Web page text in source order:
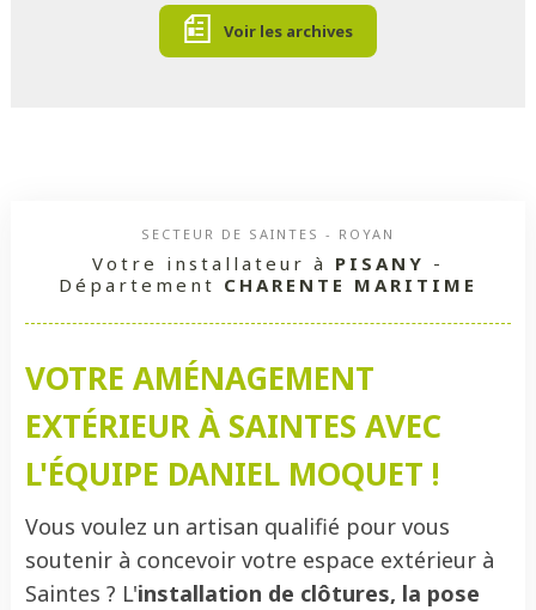
Voir les archives
SECTEUR DE SAINTES - ROYAN
Votre installateur à PISANY -
Département CHARENTE MARITIME
VOTRE AMÉNAGEMENT
EXTÉRIEUR À SAINTES AVEC
L'ÉQUIPE DANIEL MOQUET !
Vous voulez un artisan qualifié pour vous
soutenir à concevoir votre espace extérieur à
Saintes ? L'installation de clôtures, la pose